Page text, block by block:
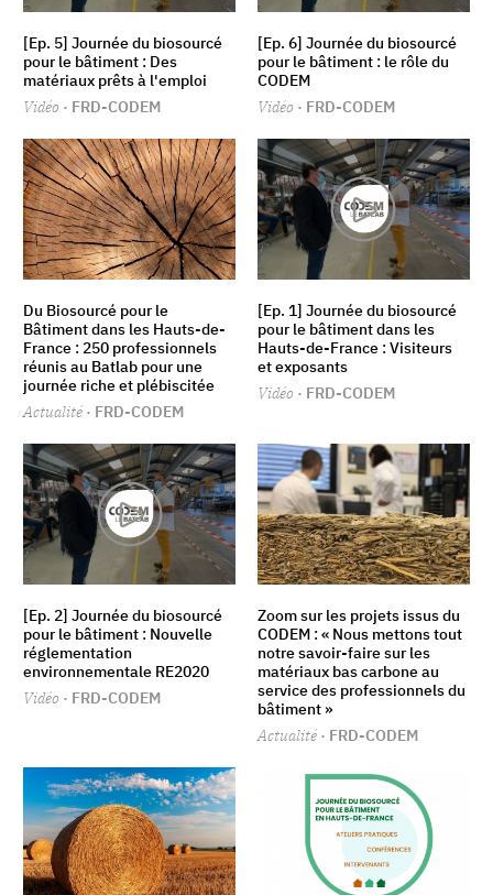
[Ep. 5] Journée du biosourcé
pour le bâtiment : Des
matériaux prêts à l'emploi
Vidéo · FRD-CODEM
[Ep. 6] Journée du biosourcé
pour le bâtiment : le rôle du
CODEM
Vidéo · FRD-CODEM
Du Biosourcé pour le
Bâtiment dans les Hauts-de-
France : 250 professionnels
réunis au Batlab pour une
journée riche et plébiscitée
Actualité · FRD-CODEM
[Ep. 1] Journée du biosourcé
pour le bâtiment dans les
Hauts-de-France : Visiteurs
et exposants
Vidéo · FRD-CODEM
[Ep. 2] Journée du biosourcé
pour le bâtiment : Nouvelle
réglementation
environnementale RE2020
Vidéo · FRD-CODEM
Zoom sur les projets issus du
CODEM : « Nous mettons tout
notre savoir-faire sur les
matériaux bas carbone au
service des professionnels du
bâtiment »
Actualité · FRD-CODEM